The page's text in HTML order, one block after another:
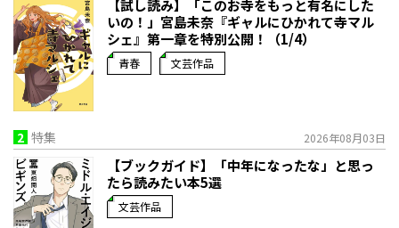
【試し読み】「このお寺をもっと有名にした
いの！」宮島未奈『ギャルにひかれて寺マル
シェ』第一章を特別公開！（1/4）
青春 文芸作品
2 特集 2026年08月03日
【ブックガイド】「中年になったな」と思っ
たら読みたい本5選
文芸作品